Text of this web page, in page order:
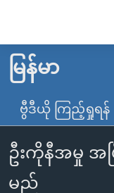
လွယ်ကူ
စေ
သည့်
Link
များ
ပင်မ
မူလစာမျက်နှာ
မြန်မာ
ကမ္ဘာ့သတင်းများ
နိုင်ငံတကာ
အမေရိကန်
ဗွီဒီယို
သတင်းလွတ်လပ်ခွင့်
မြန်မာ
ဗွီဒီယို ကြည့်ရှုရန်
ဦးကိုနီအမှု အ
မည်